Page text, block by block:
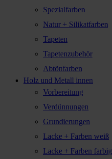
Spezialfarben
Natur + Silikatfarben
Tapeten
Tapetenzubehör
Abtönfarben
Holz und Metall innen
Vorbereitung
Verdünnungen
Grundierungen
Lacke + Farben weiß
Lacke + Farben farbig